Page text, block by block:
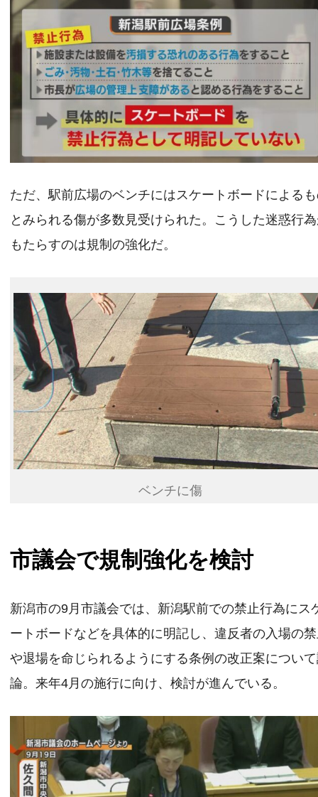
ただ、駅前広場のベンチにはスケートボードによる
とみられる傷が多数見受けられた。こうした迷惑行
もたらすのは規制の強化だ。
ベンチに傷
市議会で規制強化を検討
新潟市の9月市議会では、新潟駅前での禁止行為にス
ートボードなどを具体的に明記し、違反者の入場の
や退場を命じられるようにする条例の改正案につい
論。来年4月の施行に向け、検討が進んでいる。